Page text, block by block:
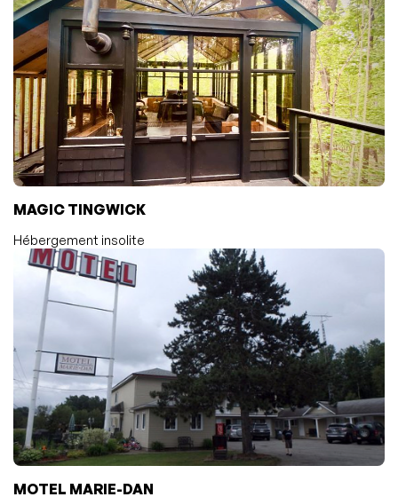
MAGIC TINGWICK
Hébergement insolite
MOTEL MARIE-DAN